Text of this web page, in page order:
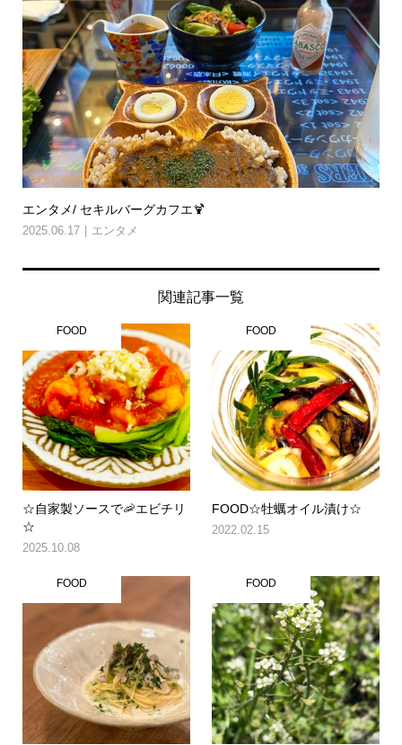
エンタメ/ セキルバーグカフエ🍹
2025.06.17 エンタメ
関連記事一覧
FOOD
☆自家製ソースで🦐エビチリ
☆
2025.10.08
FOOD
FOOD☆牡蠣オイル漬け☆
2022.02.15
FOOD FOOD